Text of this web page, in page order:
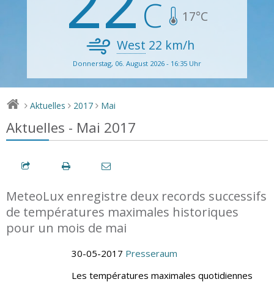
17°C
West 22 km/h
Donnerstag, 06. August 2026 - 16:35 Uhr
> Aktuelles > 2017 > Mai
Aktuelles - Mai 2017
MeteoLux enregistre deux records successifs
de températures maximales historiques
pour un mois de mai
30-05-2017 Presseraum
Les températures maximales quotidiennes